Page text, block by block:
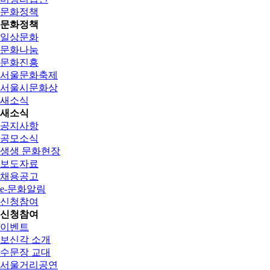
문화정책
문화정책
일상문화
문화나눔
문화진흥
서울문화축제
서울시문화상
새소식
새소식
공지사항
공모소식
생생 문화현장
보도자료
채용공고
e-문화알림
신청참여
신청참여
이벤트
보신각 소개
수문장 교대
서울거리공연